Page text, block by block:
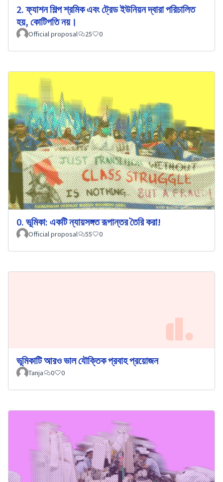
2. ফ্যাশন শিল্প শ্রমিক এবং ট্রেড ইউনিয়ন দ্বারা পরিচালিত
হয়, কোটিপতি নয়।
Official proposal 25 0
0. ভূমিকা: একটি ন্যায়সঙ্গত রূপান্তর তৈরি করা!
Official proposal 55 0
ভূমিকাটি আরও ভাল যৌক্তিক প্রবাহ প্রয়োজন
Tanja 0 0